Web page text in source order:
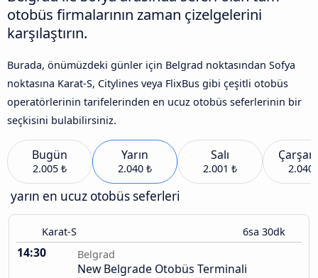
otobüs firmalarının zaman çizelgelerini
karşılaştırın.
Burada, önümüzdeki günler için Belgrad noktasından Sofya
noktasına Karat-S, Citylines veya FlixBus gibi çeşitli otobüs
operatörlerinin tarifelerinden en ucuz otobüs seferlerinin bir
seçkisini bulabilirsiniz.
Bugün
2.005 ₺
Yarın
2.040 ₺
Salı
2.001 ₺ 2.040
yarın en ucuz otobüs seferleri
Karat-S 6sa 30dk
14:30 Belgrad
New Belgrade Otobüs Terminali